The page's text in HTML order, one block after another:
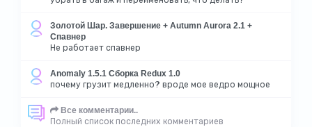
Золотой Шар. Завершение + Autumn Aurora 2.1 +
Спавнер
Не работает спавнер
Anomaly 1.5.1 Сборка Redux 1.0
почему грузит медленно? вроде мое ведро мощное
Все комментарии..
Полный список последних комментариев